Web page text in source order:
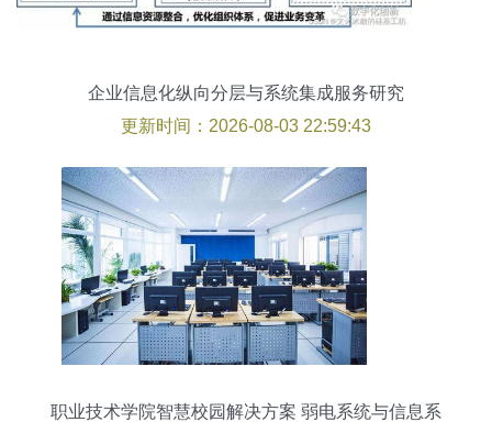
企业信息化纵向分层与系统集成服务研究
更新时间：2026-08-03 22:59:43
职业技术学院智慧校园解决方案 弱电系统与信息系